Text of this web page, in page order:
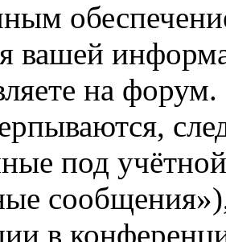
вашей
на
под
в